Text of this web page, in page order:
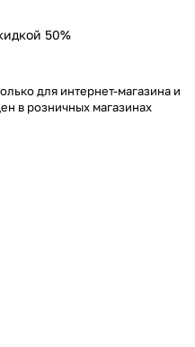
50%
для интернет-магазина и
в розничных магазинах